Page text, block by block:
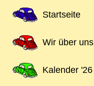
Navigation
Startseite
Wir über uns
Kalender '26